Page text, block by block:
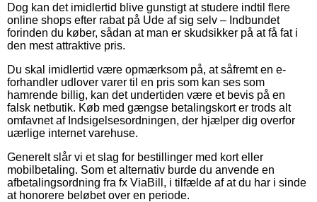
Dog kan det imidlertid blive gunstigt at studere indtil flere
online shops efter rabat på Ude af sig selv – Indbundet
forinden du køber, sådan at man er skudsikker på at få fat i
den mest attraktive pris.
Du skal imidlertid være opmærksom på, at såfremt en e-
forhandler udlover varer til en pris som kan ses som
hamrende billig, kan det undertiden være et bevis på en
falsk netbutik. Køb med gængse betalingskort er trods alt
omfavnet af Indsigelsesordningen, der hjælper dig overfor
uærlige internet varehuse.
Generelt slår vi et slag for bestillinger med kort eller
mobilbetaling. Som et alternativ burde du anvende en
afbetalingsordning fra fx ViaBill, i tilfælde af at du har i sinde
at honorere beløbet over en periode.